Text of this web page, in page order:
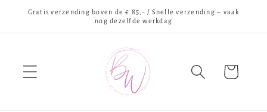
naar de
Gratis verzending boven de € 85,- / Snelle verzending – vaak
nog dezelfde werkdag
Winkelwagen